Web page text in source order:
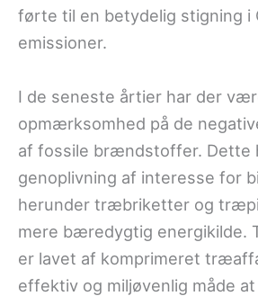
førte til en betydelig stigning i
emissioner.
I de seneste årtier har der
opmærksomhed på de
af fossile brændstoffer. Dette
genoplivning af interesse for
herunder træbriketter og
mere bæredygtig energikilde.
er lavet af komprimeret
effektiv og miljøvenlig måde